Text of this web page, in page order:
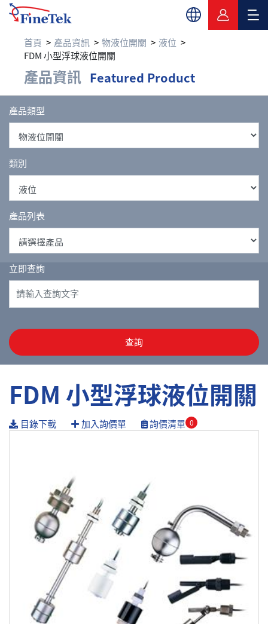
首頁 產品資訊 物液位開關
液位
FDM 小型浮球液位開關
產品資訊 Featured Product
產品類型
類別
產品列表
立即查詢
查詢
FDM 小型浮球液位開關
目錄下載 加入詢價單 詢價清單 0